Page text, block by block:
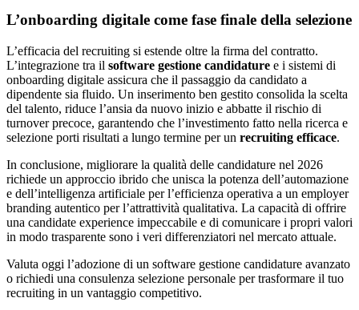
L’onboarding digitale come fase finale della selezione
L’efficacia del recruiting si estende oltre la firma del contratto.
L’integrazione tra il software gestione candidature e i sistemi di
onboarding digitale assicura che il passaggio da candidato a
dipendente sia fluido. Un inserimento ben gestito consolida la scelta
del talento, riduce l’ansia da nuovo inizio e abbatte il rischio di
turnover precoce, garantendo che l’investimento fatto nella ricerca e
selezione porti risultati a lungo termine per un recruiting efficace.
In conclusione, migliorare la qualità delle candidature nel 2026
richiede un approccio ibrido che unisca la potenza dell’automazione
e dell’intelligenza artificiale per l’efficienza operativa a un employer
branding autentico per l’attrattività qualitativa. La capacità di offrire
una candidate experience impeccabile e di comunicare i propri valori
in modo trasparente sono i veri differenziatori nel mercato attuale.
Valuta oggi l’adozione di un software gestione candidature avanzato
o richiedi una consulenza selezione personale per trasformare il tuo
recruiting in un vantaggio competitivo.